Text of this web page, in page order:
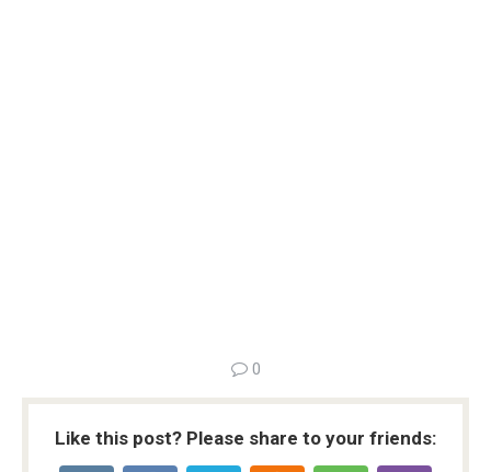
0
Like this post? Please share to your friends: